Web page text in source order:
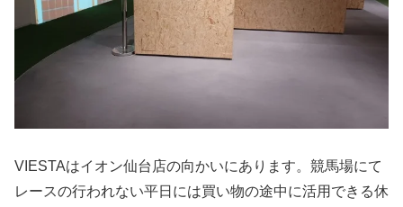
VIESTAはイオン仙台店の向かいにあります。競馬場にて
レースの行われない平日には買い物の途中に活用できる休